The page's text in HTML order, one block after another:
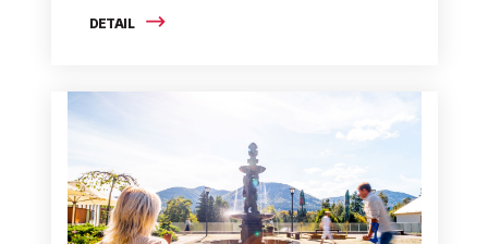
DETAIL